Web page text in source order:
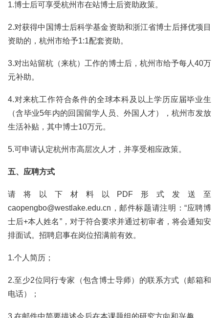
1.博士后可享受杭州市在站博士后资助政策。
2.对获得中国博士后科学基金资助和浙江省博士后择优项目
资助的，杭州市给予1:1配套资助。
3.对出站留杭（来杭）工作的博士后，杭州市给予每人40万
元补助。
4.对来杭工作符合条件的全球本科及以上学历应届毕业生
（含毕业5年内的回国留学人员、外国人才），杭州市发放
生活补贴，其中博士10万元。
5.可申请认定杭州市高层次人才，并享受相应政策。
五、应聘方式
请将以下材料以PDF形式发送至
caopengbo@westlake.edu.cn，邮件标题请注明：“应聘博
士后+本人姓名”，对于符合要求并通过初审者，将会通知安
排面试。招聘启事在岗位招满前有效。
1.个人简历；
2.至少2位同行专家（包含博士导师）的联系方式（邮箱和
电话）；
3.在邮件中简要描述今后在本课题组的研究方向和兴趣。